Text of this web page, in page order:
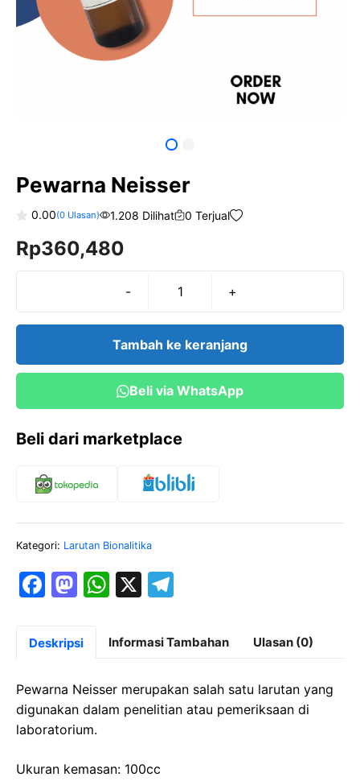
Pewarna Neisser
o
u
0.00(0Ulasan) 1.208 Dilihat 0 Terjual
Rp360,480
-
Kuantitas
Neisser
+
Tambah ke keranjang
Beli via WhatsApp
Beli dari marketplace
Kategori: Larutan Bionalitika
F
c
b
o
o
k
M
st
d
o
n
W
at
s
A
p
X
e
gr
a
m
Deskripsi Informasi Tambahan Ulasan (0)
Pewarna Neisser merupakan salah satu larutan yang
digunakan dalam penelitian atau pemeriksaan di
laboratorium.
Ukuran kemasan: 100cc